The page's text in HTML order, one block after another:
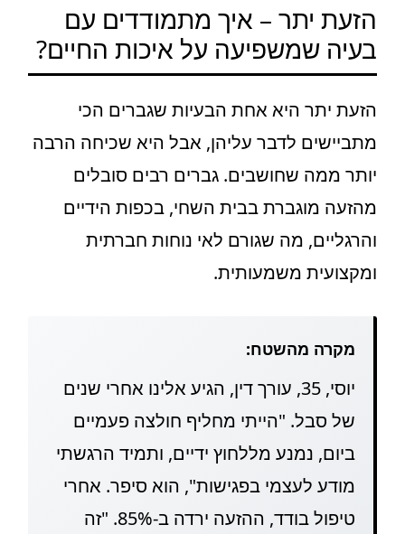
הזעת יתר – איך מתמודדים עם
בעיה שמשפיעה על איכות החיים?
הזעת יתר היא אחת הבעיות שגברים הכי
מתביישים לדבר עליהן, אבל היא שכיחה הרבה
יותר ממה שחושבים. גברים רבים סובלים
מהזעה מוגברת בבית השחי, בכפות הידיים
והרגליים, מה שגורם לאי נוחות חברתית
ומקצועית משמעותית.
מקרה מהשטח:
יוסי, 35, עורך דין, הגיע אלינו אחרי שנים
של סבל. "הייתי מחליף חולצה פעמיים
ביום, נמנע מללחוץ ידיים, ותמיד הרגשתי
מודע לעצמי בפגישות", הוא סיפר. אחרי
טיפול בודד, ההזעה ירדה ב-85%. "זה